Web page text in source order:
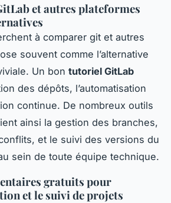
et autres plateformes
à comparer git et autres
souvent comme l’alternative
Un bon tutoriel GitLab
des dépôts, l’automatisation
continue. De nombreux outils
ainsi la gestion des branches,
et le suivi des versions du
sein de toute équipe technique.
gratuits pour
et le suivi de projets